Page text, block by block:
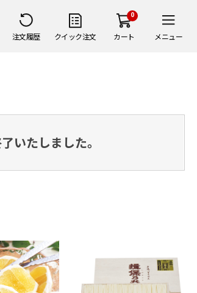
注文履歴 クイック注文
0
カート メニュー
いたしました。